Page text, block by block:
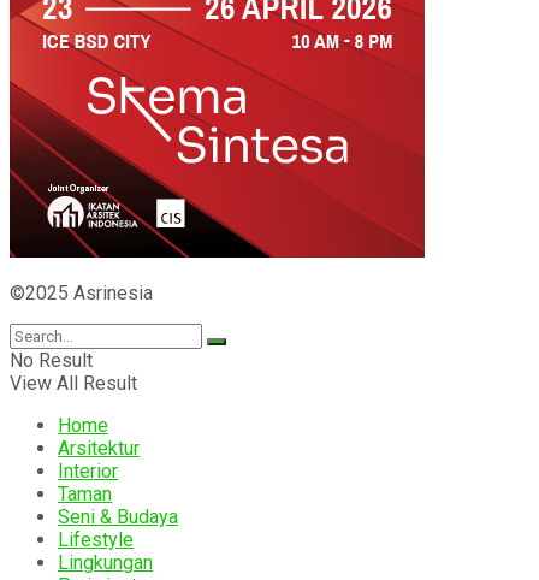
©2025 Asrinesia
No Result
View All Result
Home
Arsitektur
Interior
Taman
Seni & Budaya
Lifestyle
Lingkungan